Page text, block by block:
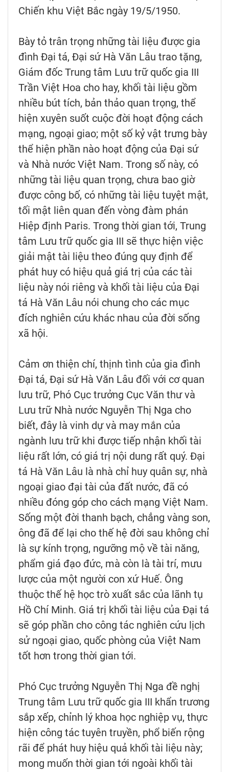
Chiến khu Việt Bắc ngày 19/5/1950.
Bày tỏ trân trọng những tài liệu được gia
đình Đại tá, Đại sứ Hà Văn Lâu trao tặng,
Giám đốc Trung tâm Lưu trữ quốc gia III
Trần Việt Hoa cho hay, khối tài liệu gồm
nhiều bút tích, bản thảo quan trọng, thể
hiện xuyên suốt cuộc đời hoạt động cách
mạng, ngoại giao; một số kỷ vật trưng bày
thể hiện phần nào hoạt động của Đại sứ
và Nhà nước Việt Nam. Trong số này, có
những tài liệu quan trọng, chưa bao giờ
được công bố, có những tài liệu tuyệt mật,
tối mật liên quan đến vòng đàm phán
Hiệp định Paris. Trong thời gian tới, Trung
tâm Lưu trữ quốc gia III sẽ thực hiện việc
giải mật tài liệu theo đúng quy định để
phát huy có hiệu quả giá trị của các tài
liệu này nói riêng và khối tài liệu của Đại
tá Hà Văn Lâu nói chung cho các mục
đích nghiên cứu khác nhau của đời sống
xã hội.
Cảm ơn thiện chí, thịnh tình của gia đình
Đại tá, Đại sứ Hà Văn Lâu đối với cơ quan
lưu trữ, Phó Cục trưởng Cục Văn thư và
Lưu trữ Nhà nước Nguyễn Thị Nga cho
biết, đây là vinh dự và may mắn của
ngành lưu trữ khi được tiếp nhận khối tài
liệu rất lớn, có giá trị nội dung rất quý. Đại
tá Hà Văn Lâu là nhà chỉ huy quân sự, nhà
ngoại giao đại tài của đất nước, đã có
nhiều đóng góp cho cách mạng Việt Nam.
Sống một đời thanh bạch, chẳng vàng son,
ông đã để lại cho thế hệ đời sau không chỉ
là sự kính trọng, ngưỡng mộ về tài năng,
phẩm giá đạo đức, mà còn là tài trí, mưu
lược của một người con xứ Huế. Ông
thuộc thế hệ học trò xuất sắc của lãnh tụ
Hồ Chí Minh. Giá trị khối tài liệu của Đại tá
sẽ góp phần cho công tác nghiên cứu lịch
sử ngoại giao, quốc phòng của Việt Nam
tốt hơn trong thời gian tới.
Phó Cục trưởng Nguyễn Thị Nga đề nghị
Trung tâm Lưu trữ quốc gia III khẩn trương
sắp xếp, chỉnh lý khoa học nghiệp vụ, thực
hiện công tác tuyên truyền, phổ biến rộng
rãi để phát huy hiệu quả khối tài liệu này;
mong muốn thời gian tới ngoài khối tài